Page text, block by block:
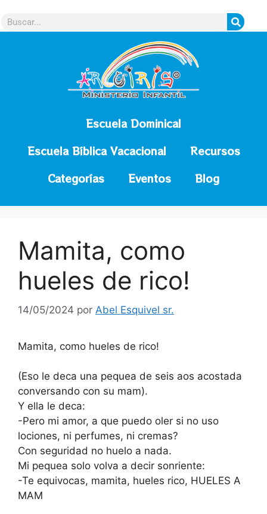
Escuela Dominical
Escuela Bíblica Vacacional
Recursos
Categorías
Eventos Blog
Mamita, como
hueles de rico!
14/05/2024 por Abel Esquivel sr.
Mamita, como hueles de rico!
(Eso le deca una pequea de seis aos acostada
conversando con su mam).
Y ella le deca:
-Pero mi amor, a que puedo oler si no uso
lociones, ni perfumes, ni cremas?
Con seguridad no huelo a nada.
Mi pequea solo volva a decir sonriente:
-Te equivocas, mamita, hueles rico, HUELES A
MAM